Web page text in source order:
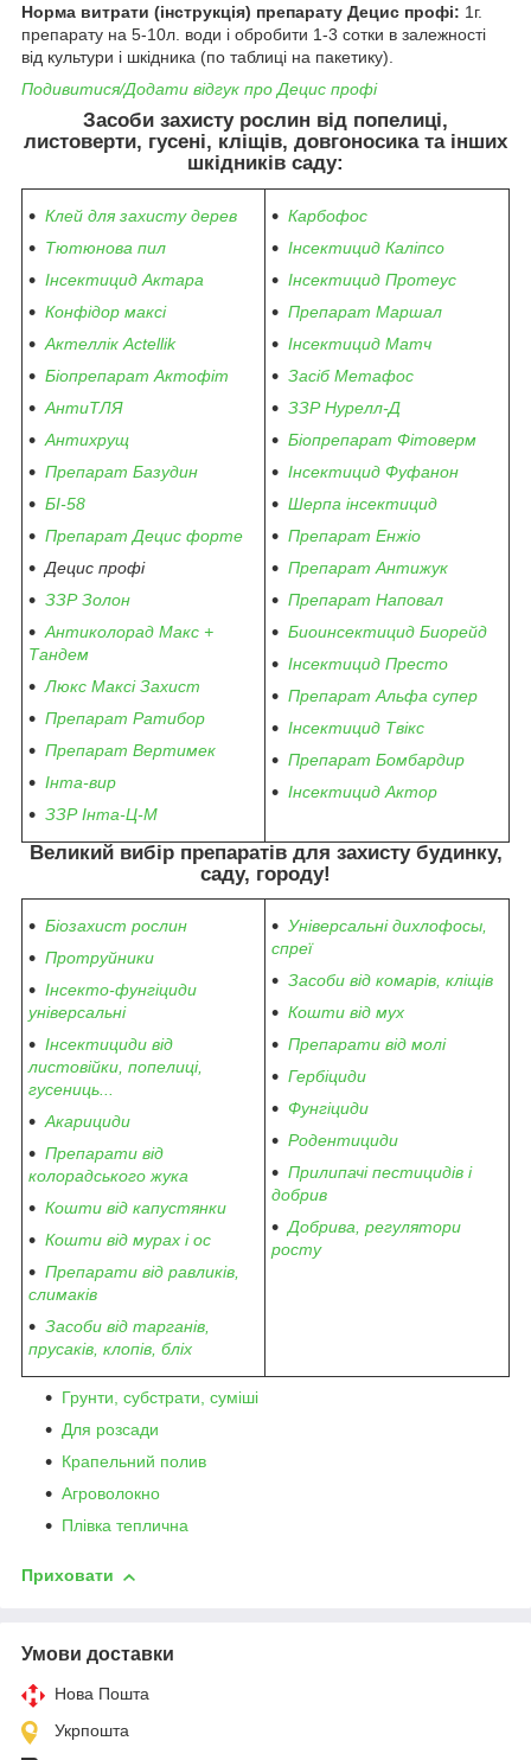
Норма витрати (інструкція) препарату Децис профі: 1г.
препарату на 5-10л. води і обробити 1-3 сотки в залежності
від культури і шкідника (по таблиці на пакетику).
Подивитися/Додати відгук про Децис профі
Засоби захисту рослин від попелиці,
листоверти, гусені, кліщів, довгоносика та інших
шкідників саду:
Клей для захисту дерев
Тютюнова пил
Інсектицид Актара
Конфідор максі
Актеллік Actellik
Біопрепарат Актофіт
АнтиТЛЯ
Антихрущ
Препарат Базудин
БІ-58
Препарат Децис форте
Децис профі
ЗЗР Золон
Антиколорад Макс +
Тандем
Люкс Максі Захист
Препарат Ратибор
Препарат Вертимек
Інта-вир
ЗЗР Інта-Ц-М
Карбофос
Інсектицид Каліпсо
Інсектицид Протеус
Препарат Маршал
Інсектицид Матч
Засіб Метафос
ЗЗР Нурелл-Д
Біопрепарат Фітоверм
Інсектицид Фуфанон
Шерпа інсектицид
Препарат Енжіо
Препарат Антижук
Препарат Наповал
Биоинсектицид Биорейд
Інсектицид Престо
Препарат Альфа супер
Інсектицид Твікс
Препарат Бомбардир
Інсектицид Актор
Великий вибір препаратів для захисту будинку,
саду, городу!
Біозахист рослин
Протруйники
Інсекто-фунгіциди
універсальні
Інсектициди від
листовійки, попелиці,
гусениць...
Акарициди
Препарати від
колорадського жука
Кошти від капустянки
Кошти від мурах і ос
Препарати від равликів,
слимаків
Засоби від тарганів,
прусаків, клопів, бліх
Універсальні дихлофосы,
спреї
Засоби від комарів, кліщів
Кошти від мух
Препарати від молі
Гербіциди
Фунгіциди
Родентициди
Прилипачі пестицидів і
добрив
Добрива, регулятори
росту
Грунти, субстрати, суміші
Для розсади
Крапельний полив
Агроволокно
Плівка теплична
Приховати
Умови доставки
Нова Пошта
Укрпошта